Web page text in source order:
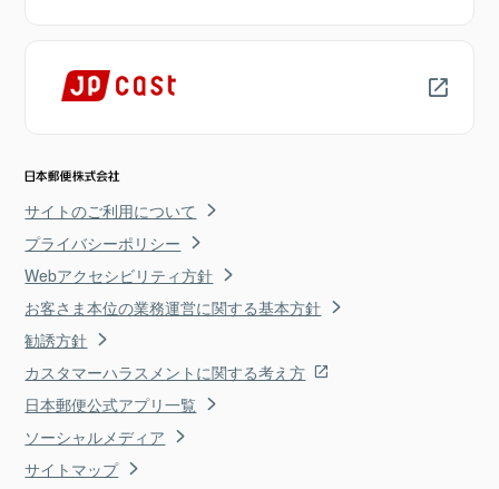
サイトのご利用について
プライバシーポリシー
Webアクセシビリティ方針
お客さま本位の業務運営に関する基本方針
勧誘方針
カスタマーハラスメントに関する考え方
日本郵便公式アプリ一覧
ソーシャルメディア
サイトマップ